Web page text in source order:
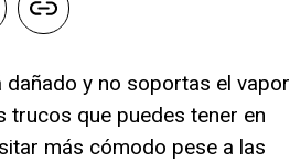
y no soportas el vapor
trucos que puedes tener en
más cómodo pese a las